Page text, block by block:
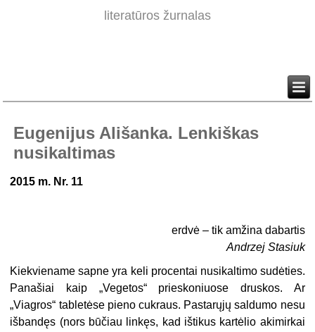
literatūros žurnalas
Eugenijus Ališanka. Lenkiškas
nusikaltimas
2015 m. Nr. 11
erdvė – tik amžina dabartis
Andrzej Stasiuk
Kiekviename sapne yra keli procentai nusikaltimo sudėties.
Panašiai kaip „Vegetos“ prieskoniuose druskos. Ar
„Viagros“ tabletėse pieno cukraus. Pastarųjų saldumo nesu
išbandęs (nors būčiau linkęs, kad ištikus kartėlio akimirkai